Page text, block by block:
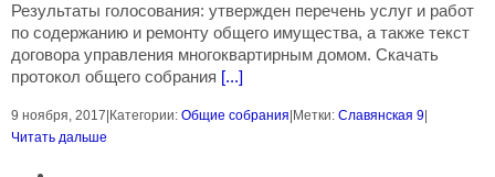
Результаты голосования: утвержден перечень услуг и работ
по содержанию и ремонту общего имущества, а также текст
договора управления многоквартирным домом. Скачать
протокол общего собрания [...]
9 ноября, 2017 Категории: Общие собрания Метки: Славянская 9
Читать дальше